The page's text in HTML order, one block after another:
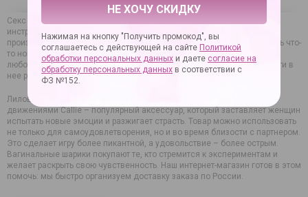
Секс – это искусство дарить и получать наслаждение, а тело –
инструмент, на котором можно умело сыграть. Но заученные
произведения могут надоедать, поэтому важно постоянно пробовать что-
то новое. Если в вашей интимной жизни настал такой момент, когда
любовные ласки стали казаться обыденностью, пришло время внести в
нее разнообразие.
Лиловые вагинальные шарики с возвратно-поступательными
движениями Callie – популярный аксессуар, который заставляет женщин
испытать новые эмоции и разжигает страсть. Товар можно использовать
не только для самоудовлетворения, но и во время близости с партнером.
Это сделает игру более пикантной, а удовольствие – более острым.
Вагинальные шарики покупают те, кто стремится к экспериментам и
желает раскрыть свою чувственность. Наш интернет-магазин готов в этом
помочь: мы быстро организуем доставку заказа по России.
НЕ ХОЧУ СКИДКУ
Нажимая на кнопку "Получить промокод", вы
соглашаетесь с действующей на сайте Политикой
обработки персональных данных и даете согласие на
обработку персональных данных в соответствии с
ФЗ №152.